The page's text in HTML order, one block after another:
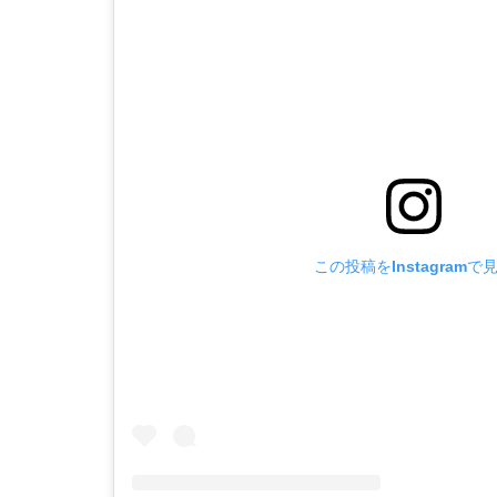
この投稿をInstagramで